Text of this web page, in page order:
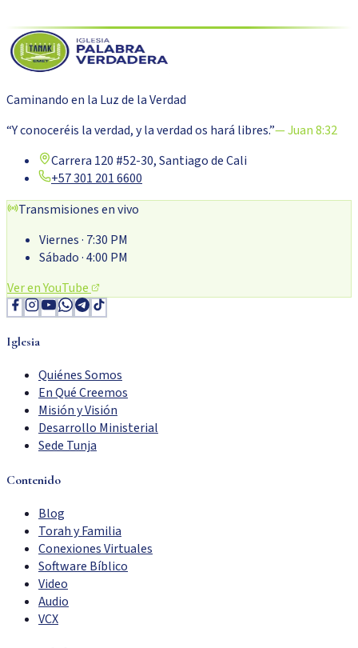
Caminando en la Luz de la Verdad
“Y conoceréis la verdad, y la verdad os hará libres.”— Juan 8:32
Carrera 120 #52-30, Santiago de Cali
+57 301 201 6600
Transmisiones en vivo
Viernes· 7:30 PM
Sábado· 4:00 PM
Ver en YouTube
Iglesia
Quiénes Somos
En Qué Creemos
Misión y Visión
Desarrollo Ministerial
Sede Tunja
Contenido
Blog
Torah y Familia
Conexiones Virtuales
Software Bíblico
Video
Audio
VCX